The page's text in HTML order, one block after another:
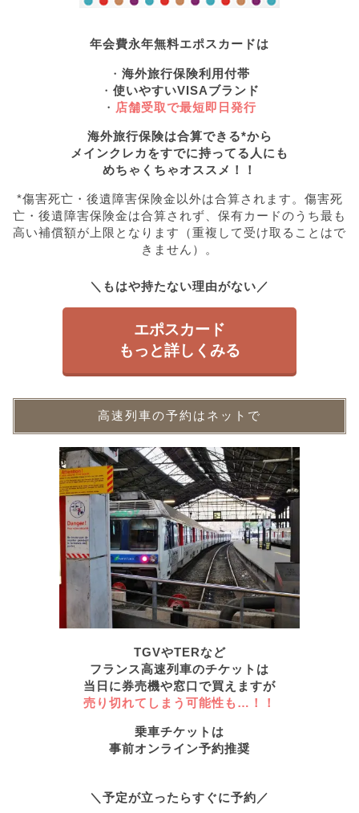
年会費永年無料エポスカードは
・ 海外旅行保険利用付帯
・ 使いやすいVISAブランド
・ 店舗受取で最短即日発行
海外旅行保険は合算できる*から
メインクレカをすでに持ってる人にも
めちゃくちゃオススメ！！
*傷害死亡・後遺障害保険金以外は合算されます。傷害死
亡・後遺障害保険金は合算されず、保有カードのうち最も
高い補償額が上限となります（重複して受け取ることはで
きません）。
＼もはや持たない理由がない／
エポスカード
もっと詳しくみる
高速列車の予約はネットで
TGVやTERなど
フランス高速列車のチケットは
当日に券売機や窓口で買えますが
売り切れてしまう可能性も…！！
乗車チケットは
事前オンライン予約推奨
＼予定が立ったらすぐに予約／